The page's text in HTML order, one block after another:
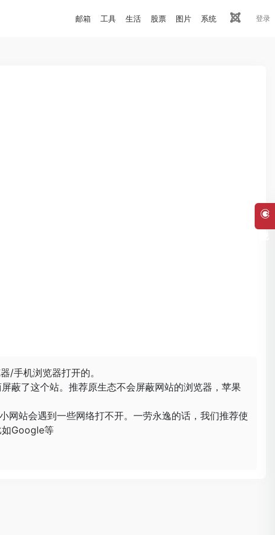
邮箱 工具 生活 股票 图片 系统 登录
/手机浏览器打开的。
蔽了这个站。推荐原生态不会屏蔽网站的浏览器，苹果
网站会遇到一些网络打不开。一劳永逸的话，我们推荐使
如Google等